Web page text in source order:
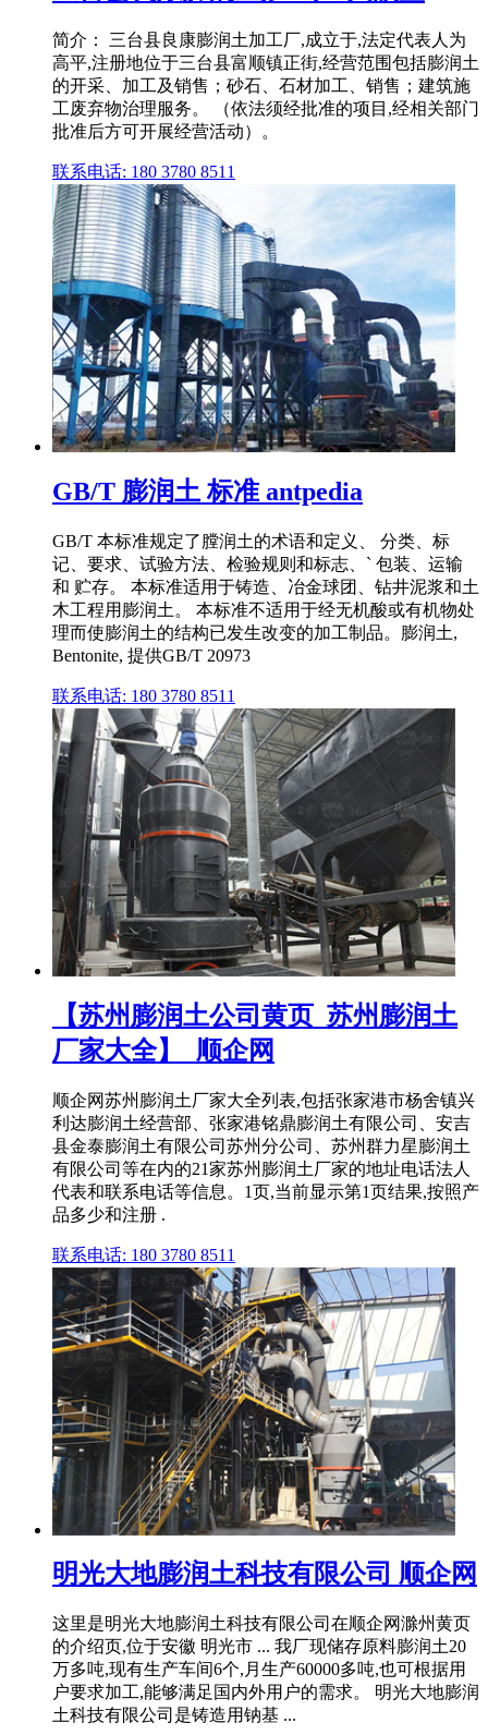
简介： 三台县良康膨润土加工厂,成立于,法定代表人为
高平,注册地位于三台县富顺镇正街,经营范围包括膨润土
的开采、加工及销售；砂石、石材加工、销售；建筑施
工废弃物治理服务。 （依法须经批准的项目,经相关部门
批准后方可开展经营活动）。
联系电话: 180 3780 8511
GB/T 膨润土 标准 antpedia
GB/T 本标准规定了膛润土的术语和定义、 分类、标
记、要求、试验方法、检验规则和标志、` 包装、运输
和 贮存。 本标准适用于铸造、冶金球团、钻井泥浆和土
木工程用膨润土。 本标准不适用于经无机酸或有机物处
理而使膨润土的结构已发生改变的加工制品。膨润土,
Bentonite, 提供GB/T 20973
联系电话: 180 3780 8511
【苏州膨润土公司黄页_苏州膨润土
厂家大全】_顺企网
顺企网苏州膨润土厂家大全列表,包括张家港市杨舍镇兴
利达膨润土经营部、张家港铭鼎膨润土有限公司、安吉
县金泰膨润土有限公司苏州分公司、苏州群力星膨润土
有限公司等在内的21家苏州膨润土厂家的地址电话法人
代表和联系电话等信息。1页,当前显示第1页结果,按照产
品多少和注册 .
联系电话: 180 3780 8511
明光大地膨润土科技有限公司 顺企网
这里是明光大地膨润土科技有限公司在顺企网滁州黄页
的介绍页,位于安徽 明光市 ... 我厂现储存原料膨润土20
万多吨,现有生产车间6个,月生产60000多吨,也可根据用
户要求加工,能够满足国内外用户的需求。 明光大地膨润
土科技有限公司是铸造用钠基 ...